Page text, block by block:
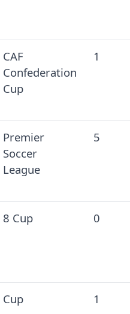
CAF
Confederation
Cup
1
Premier
Soccer
League
5
8 Cup 0
Cup 1